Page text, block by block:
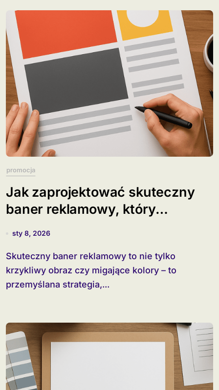
promocja
Jak zaprojektować skuteczny
baner reklamowy, który
przyciąga uwagę?
sty 8, 2026
Skuteczny baner reklamowy to nie tylko
krzykliwy obraz czy migające kolory – to
przemyślana strategia,...